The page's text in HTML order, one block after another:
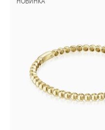
ХРУСТАЛЬ И ФАРФОР
НОВИНКА